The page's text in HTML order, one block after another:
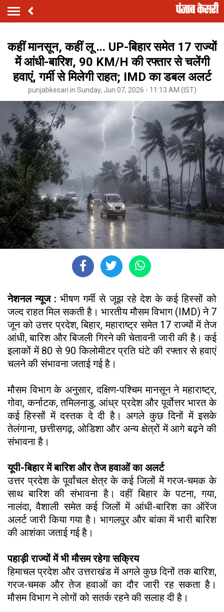
कहीं मानसून, कहीं लू ... UP-बिहार समेत 17 राज्यों
में आंधी-बारिश, 90 KM/H की रफ्तार से चलेंगी
हवाएं, गर्मी से मिलेगी राहत; IMD का डबल अलर्ट
punjabkesari.in Sunday, Jun 07, 2026 - 11:13 AM (IST)
नेशनल न्यूज :भीषण गर्मी से जूझ रहे देश के कई हिस्सों को
जल्द राहत मिल सकती है। भारतीय मौसम विभाग (IMD) ने 7
जून को उत्तर प्रदेश, बिहार, महाराष्ट्र समेत 17 राज्यों में तेज
आंधी, बारिश और बिजली गिरने की चेतावनी जारी की है। कई
इलाकों में 80 से 90 किलोमीटर प्रति घंटे की रफ्तार से हवाएं
चलने की संभावना जताई गई है।
मौसम विभाग के अनुसार, दक्षिण-पश्चिम मानसून ने महाराष्ट्र,
गोवा, कर्नाटक, तमिलनाडु, आंध्र प्रदेश और पूर्वोत्तर भारत के
कई हिस्सों में दस्तक दे दी है। अगले कुछ दिनों में इसके
तेलंगाना, छत्तीसगढ़, ओडिशा और अन्य क्षेत्रों में आगे बढ़ने की
संभावना है।
यूपी-बिहार में बारिश और तेज हवाओं का अलर्ट
उत्तर प्रदेश के पूर्वांचल क्षेत्र के कई जिलों में गरज-चमक के
साथ बारिश की संभावना है। वहीं बिहार के पटना, गया,
नालंदा, वैशाली समेत कई जिलों में आंधी-बारिश का ऑरेंज
अलर्ट जारी किया गया है। भागलपुर और बांका में भारी बारिश
की आशंका जताई गई है।
पहाड़ी राज्यों में भी मौसम रहेगा सक्रिय
हिमाचल प्रदेश और उत्तराखंड में अगले कुछ दिनों तक बारिश,
गरज-चमक और तेज हवाओं का दौर जारी रह सकता है।
मौसम विभाग ने लोगों को सतर्क रहने की सलाह दी है।